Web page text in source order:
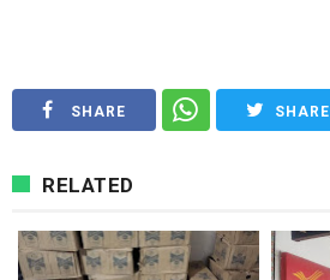
SHARE SHARE
RELATED